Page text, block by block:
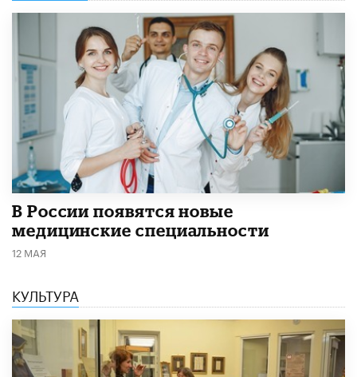
В России появятся новые
медицинские специальности
12 МАЯ
КУЛЬТУРА